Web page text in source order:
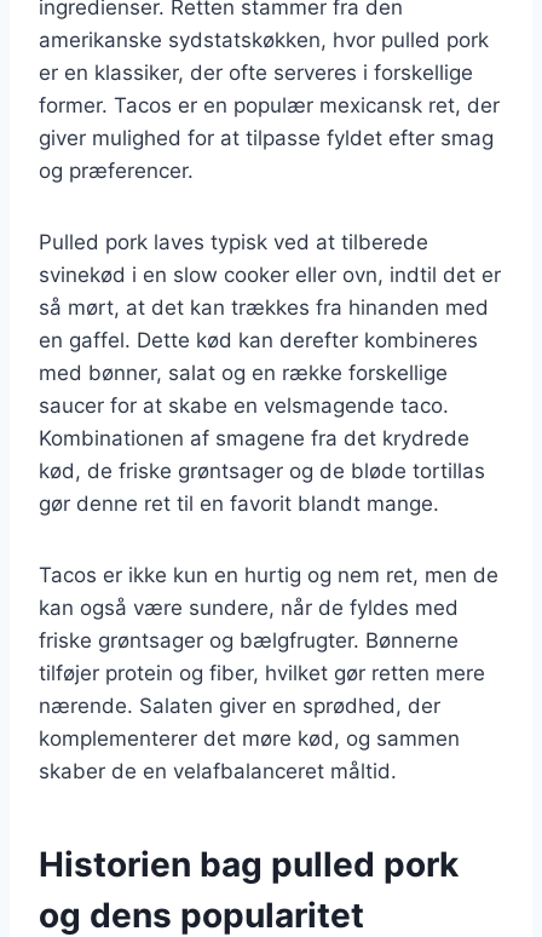
ingredienser. Retten stammer fra den
amerikanske sydstatskøkken, hvor pulled pork
er en klassiker, der ofte serveres i forskellige
former. Tacos er en populær mexicansk ret, der
giver mulighed for at tilpasse fyldet efter smag
og præferencer.
Pulled pork laves typisk ved at tilberede
svinekød i en slow cooker eller ovn, indtil det er
så mørt, at det kan trækkes fra hinanden med
en gaffel. Dette kød kan derefter kombineres
med bønner, salat og en række forskellige
saucer for at skabe en velsmagende taco.
Kombinationen af smagene fra det krydrede
kød, de friske grøntsager og de bløde tortillas
gør denne ret til en favorit blandt mange.
Tacos er ikke kun en hurtig og nem ret, men de
kan også være sundere, når de fyldes med
friske grøntsager og bælgfrugter. Bønnerne
tilføjer protein og fiber, hvilket gør retten mere
nærende. Salaten giver en sprødhed, der
komplementerer det møre kød, og sammen
skaber de en velafbalanceret måltid.
Historien bag pulled pork
og dens popularitet